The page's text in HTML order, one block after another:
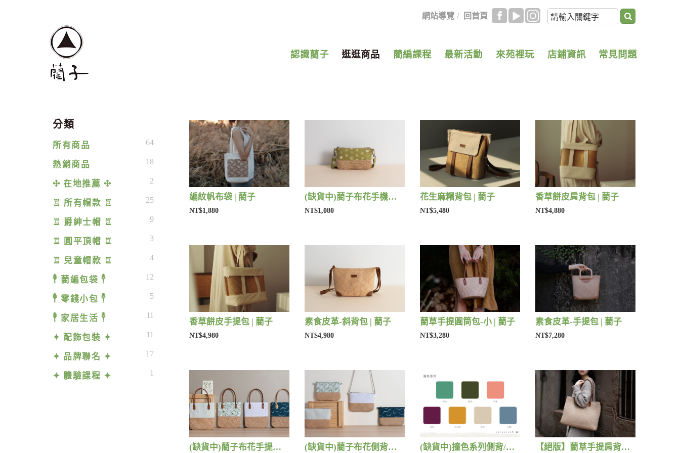
網站導覽 / 回首頁
認識藺子 逛逛商品 藺編課程 最新活動 來苑裡玩 店鋪資訊 常見問題
分類
所有商品 64
熱銷商品 18
✣ 在地推薦 ✣ 2
♖ 所有帽款 ♖ 25
♖ 爵紳士帽 ♖ 9
♖ 圓平頂帽 ♖ 3
♖ 兒童帽款 ♖ 4
𓇣 藺編包袋 𓇣 12
𓇣 零錢小包 𓇣 5
𓇣 家居生活 𓇣 11
✦ 配飾包裝 ✦ 11
✦ 品牌聯名 ✦ 17
✦ 體驗課程 ✦ 1
編紋帆布袋 | 藺子
NT$1,880
(缺貨中)藺子布花手機包 | 藺子
NT$1,080
花生麻糬背包 | 藺子
NT$5,480
香草餅皮肩背包 | 藺子
NT$4,880
香草餅皮手提包 | 藺子
NT$4,980
素食皮革-斜背包 | 藺子
NT$4,980
藺草手提圓筒包-小 | 藺子
NT$3,280
素食皮革-手提包 | 藺子
NT$7,280
(缺貨中)藺子布花手提包 | 藺子 (缺貨中)藺子布花側背包 | 藺子 (缺貨中)撞色系列側背/手提包 | 藺子 【絕版】藺草手提肩背包 | 藺子